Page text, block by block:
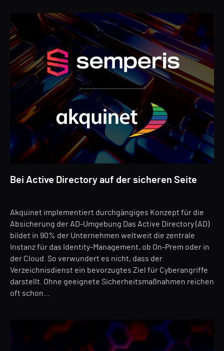
Bei Active Directory auf der sicheren Seite
Akquinet implementiert durchgängiges Konzept für die
Absicherung der AD-Umgebung Das Active Directory (AD)
bildet in 90% der Unternehmen weltweit die zentrale
Instanz für das Identity-Management, ob On-Prem oder in
der Cloud. So verwundert es nicht, dass der
Verzeichnisdienst ein bevorzugtes Ziel für Cyberangriffe
darstellt. Ohne geeignete Sicherheitsmaßnahmen reichen
oft schon...